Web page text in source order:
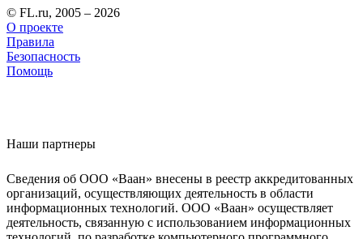
© FL.ru, 2005 – 2026
О проекте
Правила
Безопасность
Помощь
Наши партнеры
Сведения об ООО «Ваан» внесены в реестр аккредитованных
организаций, осуществляющих деятельность в области
информационных технологий. ООО «Ваан» осуществляет
деятельность, связанную с использованием информационных